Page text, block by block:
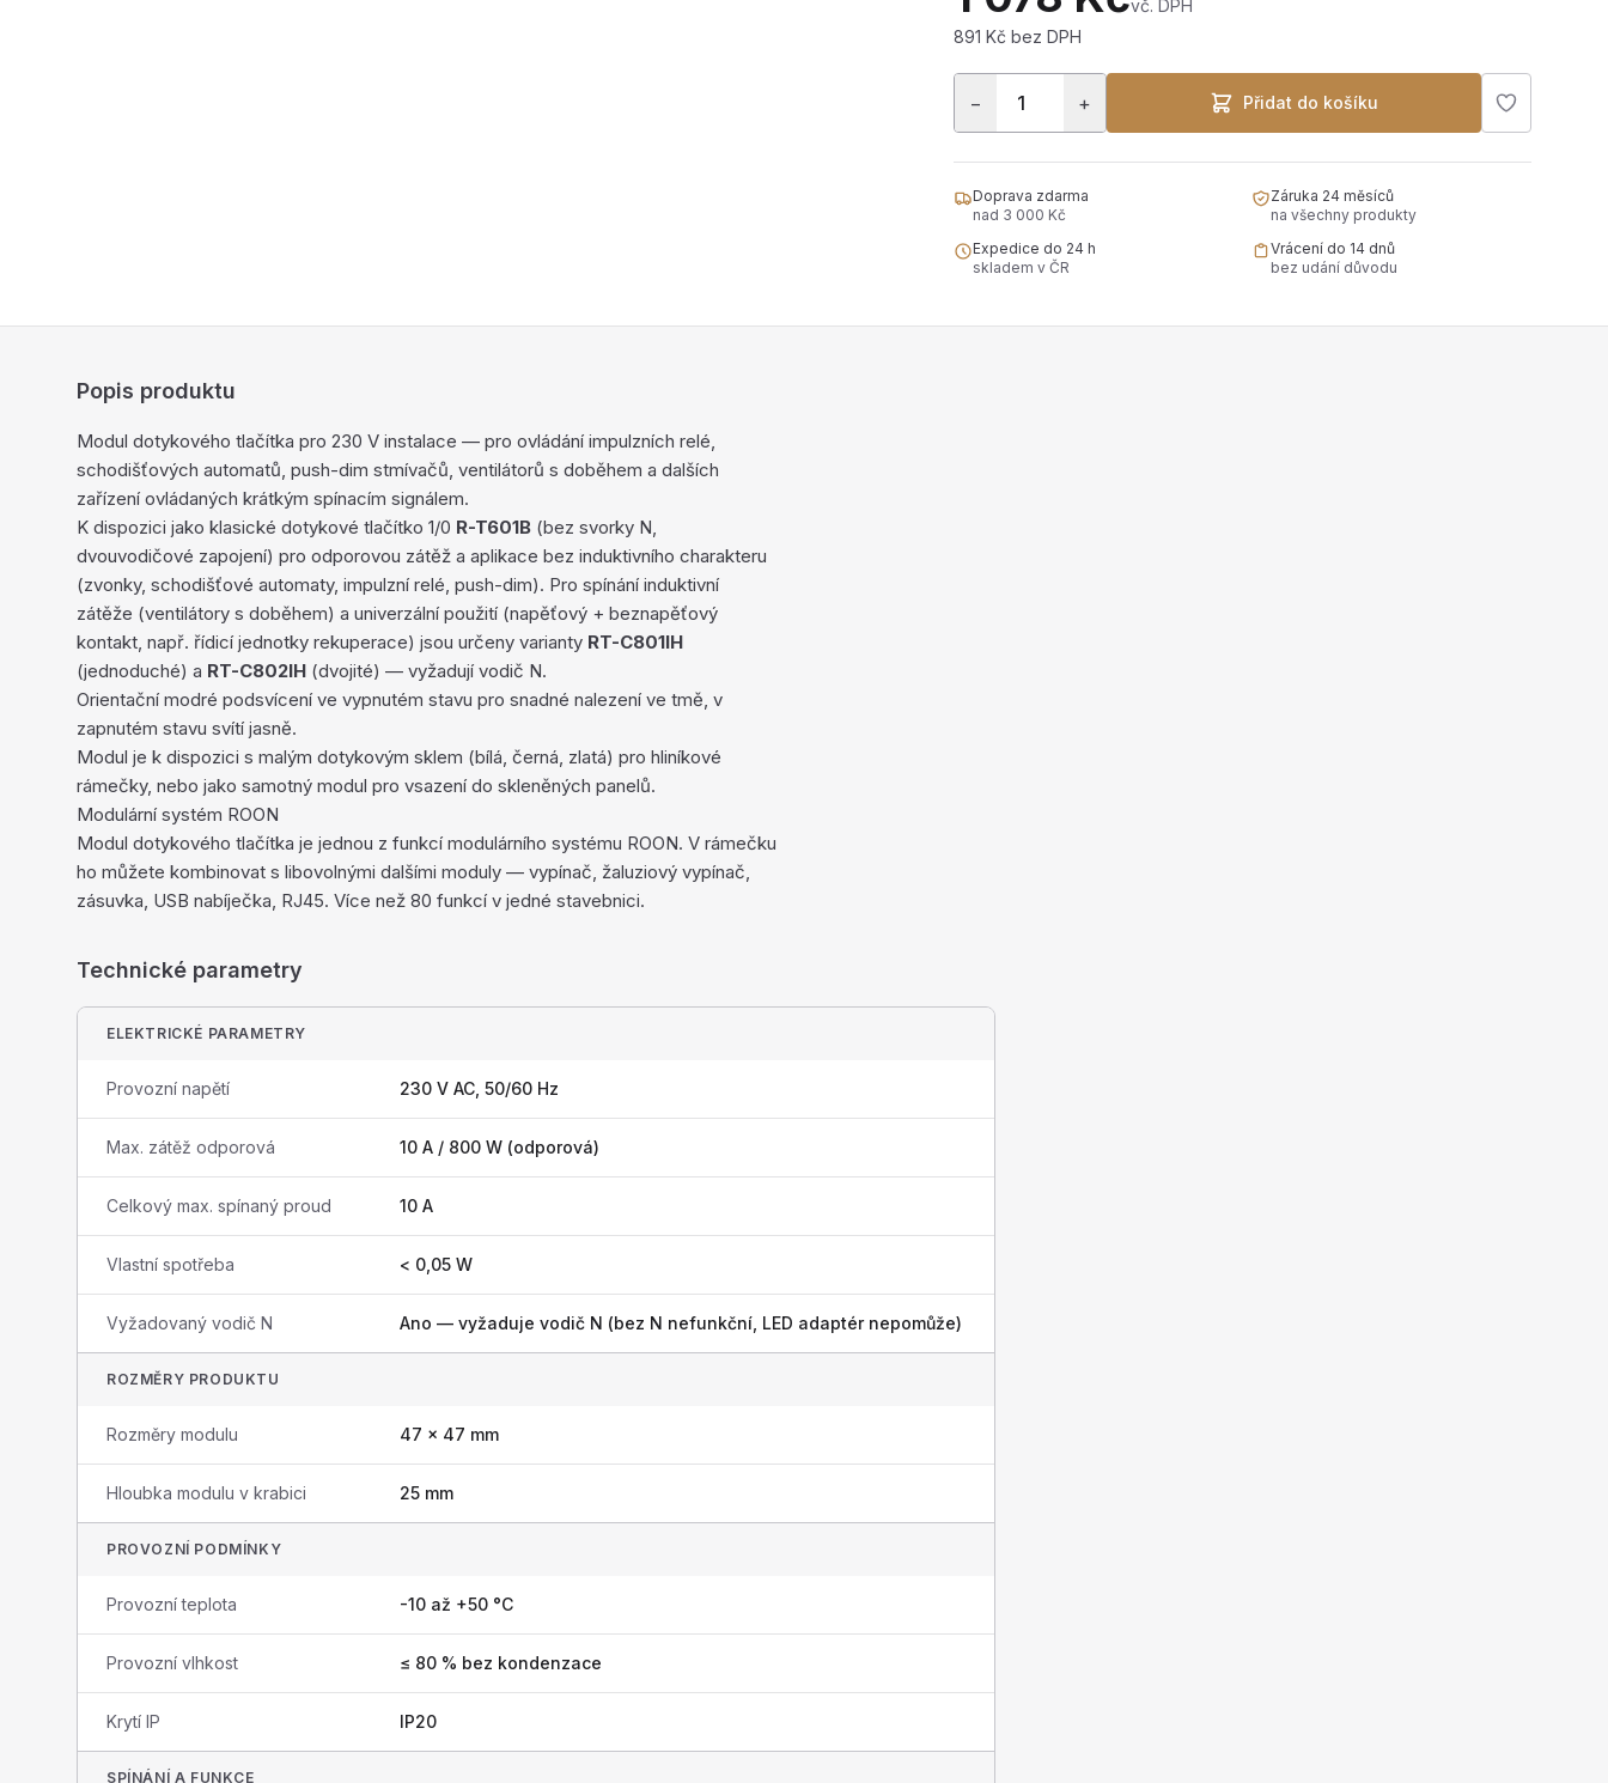
vč. DPH
891 Kč bez DPH
− + Přidat do košíku
Doprava zdarma
nad 3 000 Kč
Záruka 24 měsíců
na všechny produkty
Expedice do 24 h
skladem v ČR
Vrácení do 14 dnů
bez udání důvodu
Popis produktu
Modul dotykového tlačítka pro 230 V instalace — pro ovládání impulzních relé,
schodišťových automatů, push-dim stmívačů, ventilátorů s doběhem a dalších
zařízení ovládaných krátkým spínacím signálem.
K dispozici jako klasické dotykové tlačítko 1/0 R-T601B (bez svorky N,
dvouvodičové zapojení) pro odporovou zátěž a aplikace bez induktivního charakteru
(zvonky, schodišťové automaty, impulzní relé, push-dim). Pro spínání induktivní
zátěže (ventilátory s doběhem) a univerzální použití (napěťový + beznapěťový
kontakt, např. řídicí jednotky rekuperace) jsou určeny varianty RT-C801IH
(jednoduché) a RT-C802IH (dvojité) — vyžadují vodič N.
Orientační modré podsvícení ve vypnutém stavu pro snadné nalezení ve tmě, v
zapnutém stavu svítí jasně.
Modul je k dispozici s malým dotykovým sklem (bílá, černá, zlatá) pro hliníkové
rámečky, nebo jako samotný modul pro vsazení do skleněných panelů.
Modulární systém ROON
Modul dotykového tlačítka je jednou z funkcí modulárního systému ROON. V rámečku
ho můžete kombinovat s libovolnými dalšími moduly — vypínač, žaluziový vypínač,
zásuvka, USB nabíječka, RJ45. Více než 80 funkcí v jedné stavebnici.
Technické parametry
ELEKTRICKÉ PARAMETRY
Provozní napětí 230 V AC, 50/60 Hz
Max. zátěž odporová 10 A / 800 W (odporová)
Celkový max. spínaný proud 10 A
Vlastní spotřeba < 0,05 W
Vyžadovaný vodič N Ano — vyžaduje vodič N (bez N nefunkční, LED adaptér nepomůže)
ROZMĚRY PRODUKTU
Rozměry modulu 47 × 47 mm
Hloubka modulu v krabici 25 mm
PROVOZNÍ PODMÍNKY
Provozní teplota -10 až +50 °C
Provozní vlhkost ≤ 80 % bez kondenzace
Krytí IP IP20
SPÍNÁNÍ A FUNKCE